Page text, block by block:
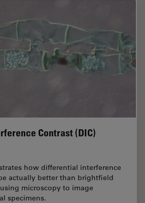
Contrast (DIC)
how differential interference
actually better than brightfield
microscopy to image
specimens.